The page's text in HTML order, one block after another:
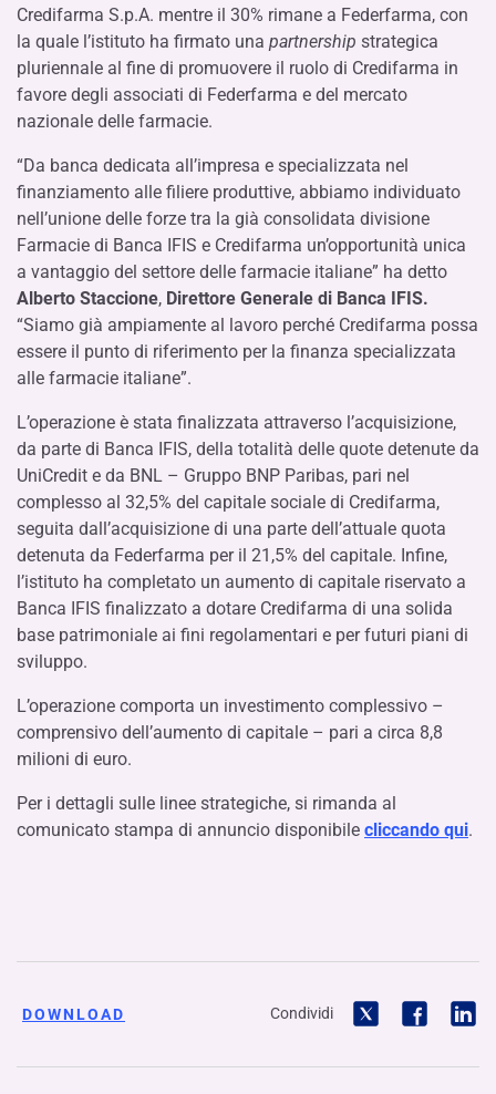
Credifarma S.p.A. mentre il 30% rimane a Federfarma, con
la quale l’istituto ha firmato una partnership strategica
pluriennale al fine di promuovere il ruolo di Credifarma in
favore degli associati di Federfarma e del mercato
nazionale delle farmacie.
“Da banca dedicata all’impresa e specializzata nel
finanziamento alle filiere produttive, abbiamo individuato
nell’unione delle forze tra la già consolidata divisione
Farmacie di Banca IFIS e Credifarma un’opportunità unica
a vantaggio del settore delle farmacie italiane” ha detto
Alberto Staccione, Direttore Generale di Banca IFIS.
“Siamo già ampiamente al lavoro perché Credifarma possa
essere il punto di riferimento per la finanza specializzata
alle farmacie italiane”.
L’operazione è stata finalizzata attraverso l’acquisizione,
da parte di Banca IFIS, della totalità delle quote detenute da
UniCredit e da BNL – Gruppo BNP Paribas, pari nel
complesso al 32,5% del capitale sociale di Credifarma,
seguita dall’acquisizione di una parte dell’attuale quota
detenuta da Federfarma per il 21,5% del capitale. Infine,
l’istituto ha completato un aumento di capitale riservato a
Banca IFIS finalizzato a dotare Credifarma di una solida
base patrimoniale ai fini regolamentari e per futuri piani di
sviluppo.
L’operazione comporta un investimento complessivo –
comprensivo dell’aumento di capitale – pari a circa 8,8
milioni di euro.
Per i dettagli sulle linee strategiche, si rimanda al
comunicato stampa di annuncio disponibile cliccando qui.
DOWNLOAD Condividi